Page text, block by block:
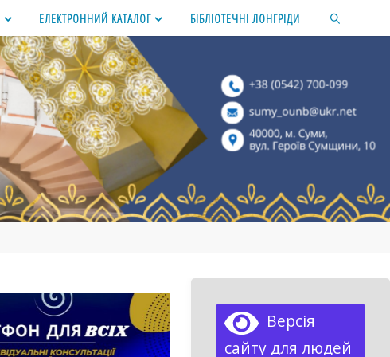
ЕЛЕКТРОННИЙ КАТАЛОГ БІБЛІОТЕЧНІ ЛОНГРІДИ
Версія
сайту для людей